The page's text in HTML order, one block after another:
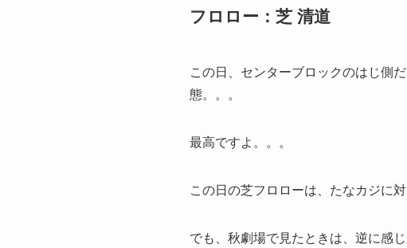
フロロー：芝 清道
この日、センターブロックのはじ側
態。。。
最高ですよ。。。
この日の芝フロローは、たなカジに
でも、秋劇場で見たときは、逆に感